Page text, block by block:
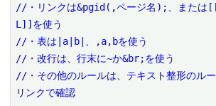
//・リンクは&pgid(,ページ名);、または
L]]を使う
//・表は|a|b|、,a,bを使う
//・改行は、行末に~か&br;を使う
//・その他のルールは、テキスト整形のル
リンクで確認